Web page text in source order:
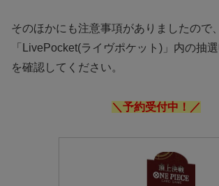
そのほかにも注意事項がありましたので、
「LivePocket(ライヴポケット)」内の抽
を確認してください。
＼予約受付中！／